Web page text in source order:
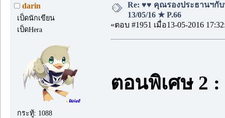
darin
เป็ดนักเขียน
เป็ดHera
กระทู้: 1088
Re: ♥♥ คุณรองประธานฯกั
13/05/16 ★ P.66
«ตอบ #1951 เมื่อ13-05-2016
ตอนพิเศษ 2